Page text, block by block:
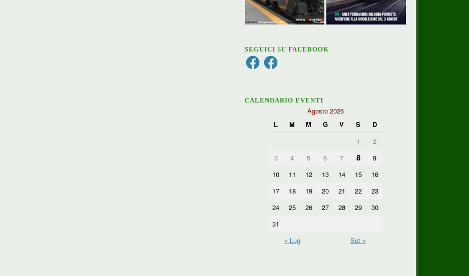
SEGUICI SU FACEBOOK
FacebookFacebook
CALENDARIO EVENTI
Agosto 2026
L
M M G V S
D
1
2
3
4 5 6 7 8
9
10
11 12 13 14 15
16
17
18 19 20 21 22
23
24
25 26 27 28 29
30
31
« Lug
Set »